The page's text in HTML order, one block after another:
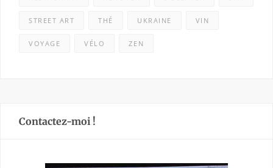
STREET ART THÉ UKRAINE VIN
VOYAGE VÉLO ZEN
Contactez-moi !